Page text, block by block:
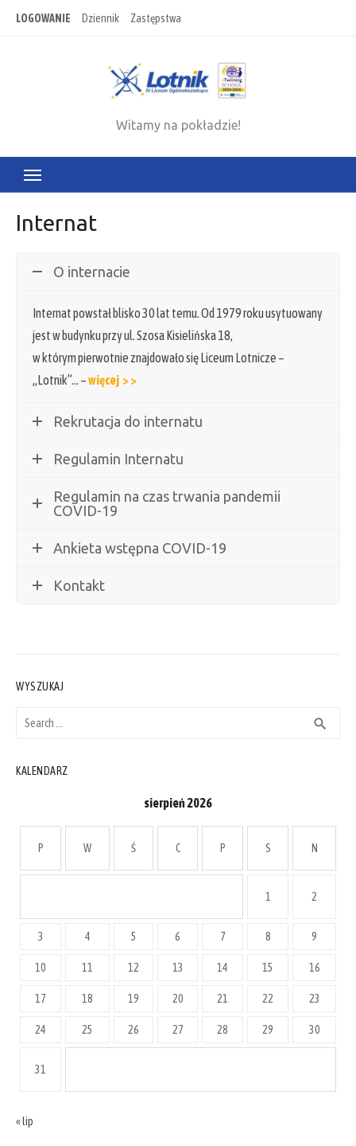
Skip
LOGOWANIE Dziennik Zastępstwa
Witamy na pokładzie!
Internat
O internacie
Internat powstał blisko 30 lat temu. Od 1979 roku usytuowany
jest w budynku przy ul. Szosa Kisielińska 18,
w którym pierwotnie znajdowało się Liceum Lotnicze –
„Lotnik”… –więcej > >
Rekrutacja do internatu
Regulamin Internatu
Regulamin na czas trwania pandemii
COVID-19
Ankieta wstępna COVID-19
Kontakt
WYSZUKAJ
Search
search
KALENDARZ
sierpień 2026
P W Ś C P S N
1 2
3 4 5 6 7 8 9
10 11 12 13 14 15 16
17 18 19 20 21 22 23
24 25 26 27 28 29 30
31
« lip